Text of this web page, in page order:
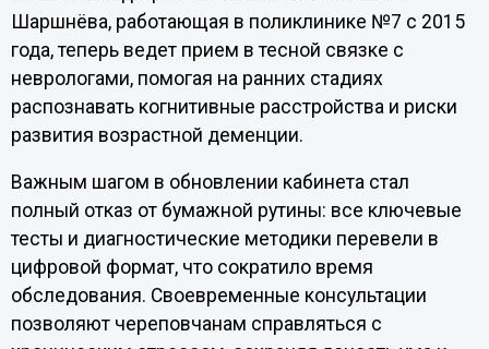
Шаршнёва, работающая в поликлинике №7 с 2015
года, теперь ведет прием в тесной связке с
неврологами, помогая на ранних стадиях
распознавать когнитивные расстройства и риски
развития возрастной деменции.
Важным шагом в обновлении кабинета стал
полный отказ от бумажной рутины: все ключевые
тесты и диагностические методики перевели в
цифровой формат, что сократило время
обследования. Своевременные консультации
позволяют череповчанам справляться с